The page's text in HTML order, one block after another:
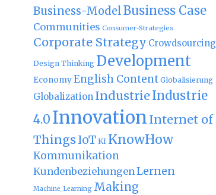
Business-Model Business Case
Communities Consumer-Strategies
Corporate Strategy Crowdsourcing
Design Thinking Development
EconomyEnglish Content Globalisierung
Globalization IndustrieIndustrie
4.0Innovation Internet of
ThingsIoT KI KnowHow
Kommunikation
Kundenbeziehungen Lernen
Machine_Learning Making